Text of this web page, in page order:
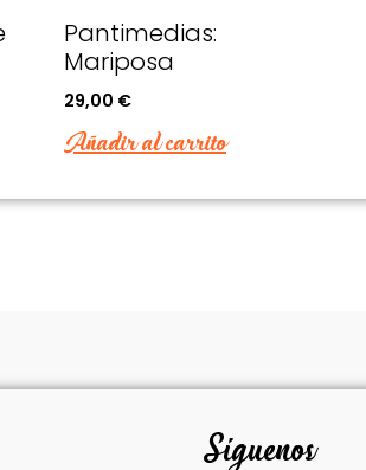
Pantimedias:
Mariposa
29,00 €
Añadir al carrito
Síguenos